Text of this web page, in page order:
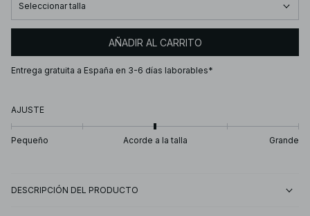
Seleccionar talla
AÑADIR AL CARRITO
Entrega gratuita a España en 3-6 días laborables*
AJUSTE
Pequeño Acorde a la talla Grande
DESCRIPCIÓN DEL PRODUCTO